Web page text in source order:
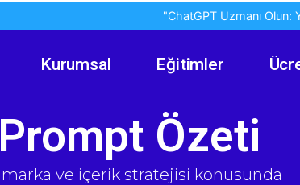
"ChatGPT Uzmanı Olun:
Kurumsal Eğitimler
Prompt Özeti
ve içerik stratejisi konusunda